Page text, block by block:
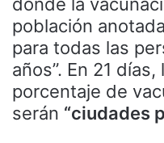
población
para todas las
años”. En 21
porcentaje de
serán “ciudades